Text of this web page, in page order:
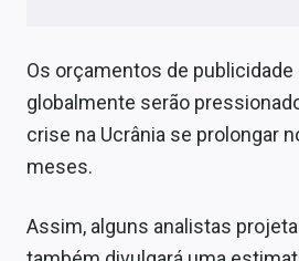
Expediente
Os orçamentos de publicidade
globalmente serão
crise na Ucrânia se prolongar
meses.
Assim, alguns analistas